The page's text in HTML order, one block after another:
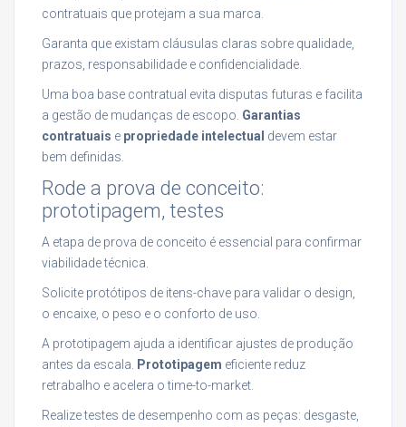
contratuais que protejam a sua marca.
Garanta que existam cláusulas claras sobre qualidade,
prazos, responsabilidade e confidencialidade.
Uma boa base contratual evita disputas futuras e facilita
a gestão de mudanças de escopo. Garantias
contratuais e propriedade intelectual devem estar
bem definidas.
Rode a prova de conceito:
prototipagem, testes
A etapa de prova de conceito é essencial para confirmar
viabilidade técnica.
Solicite protótipos de itens-chave para validar o design,
o encaixe, o peso e o conforto de uso.
A prototipagem ajuda a identificar ajustes de produção
antes da escala.
Prototipagem eficiente reduz
retrabalho e acelera o time-to-market.
Realize testes de desempenho com as peças: desgaste,